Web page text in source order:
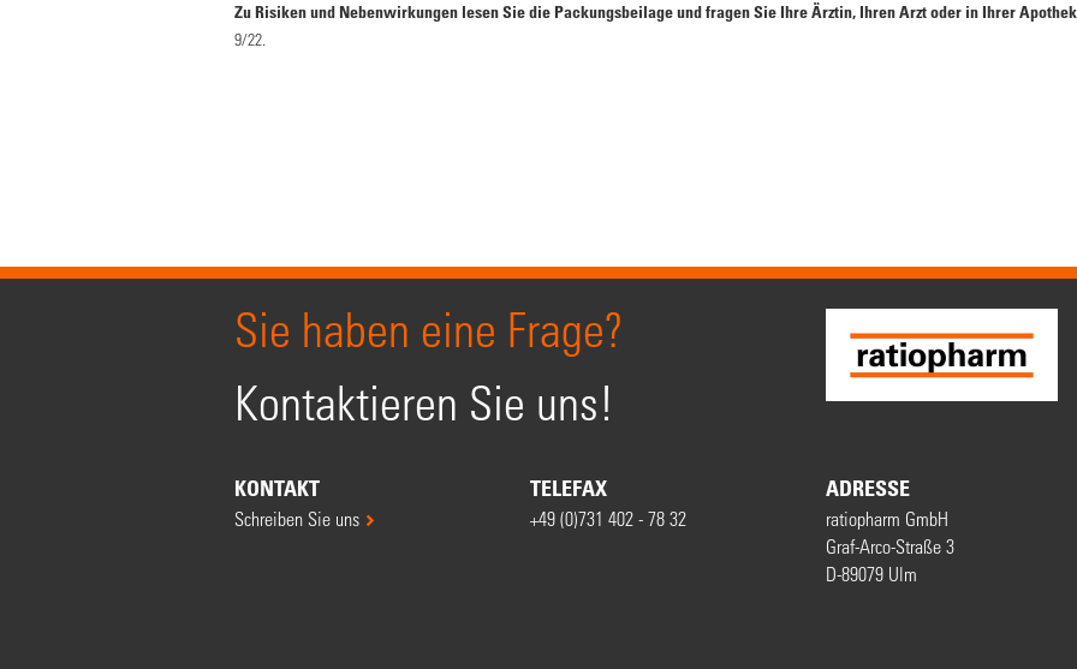
Zu Risiken und Nebenwirkungen lesen Sie die Packungsbeilage und fragen Sie Ihre Ärztin, Ihren Arzt oder in Ihrer
9/22.
Sie haben eine Frage?
Kontaktieren Sie uns!
KONTAKT
Schreiben Sie uns
TELEFAX
+49 (0)731 402 - 78 32
ADRESSE
ratiopharm GmbH
Graf-Arco-Straße 3
D-89079 Ulm